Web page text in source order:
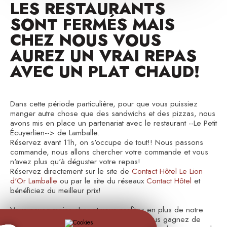
LES RESTAURANTS
SONT FERMÉS MAIS
CHEZ NOUS VOUS
AUREZ UN VRAI REPAS
AVEC UN PLAT CHAUD!
Dans cette période particulière, pour que vous puissiez
manger autre chose que des sandwichs et des pizzas, nous
avons mis en place un partenariat avec le restaurant --Le Petit
Écuyerlien--> de Lamballe.
Réservez avant 11h, on s'occupe de tout!! Nous passons
commande, nous allons chercher votre commande et vous
n'avez plus qu'à déguster votre repas!
Réservez directement sur le site de Contact Hôtel Le Lion
d'Or Lamballe ou par le site du réseauxContact Hôtel et
bénéficiez du meilleur prix!
Vous payez moins cher et vous profitez en plus de notre
programme de fidélité! Vous dormez et vous gagnez de